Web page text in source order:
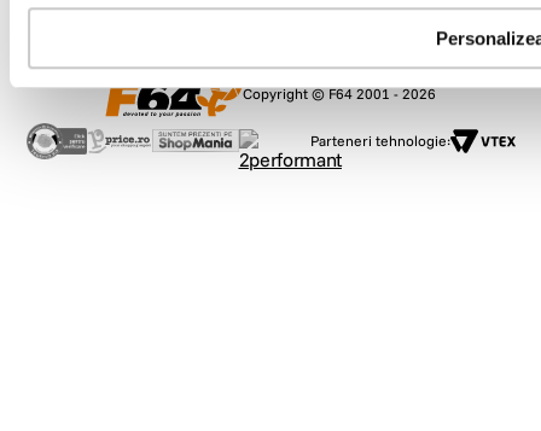
Copyright © F64 2001 - 2026
Parteneri tehnologie: